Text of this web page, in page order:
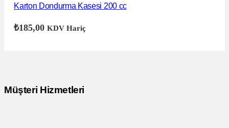
Karton Dondurma Kasesi 200 cc
₺185,00 KDV Hariç
Müşteri Hizmetleri